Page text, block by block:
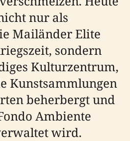
nur als
Mailänder Elite
sondern
Kulturzentrum,
Kunstsammlungen
beherbergt und
Ambiente
wird.